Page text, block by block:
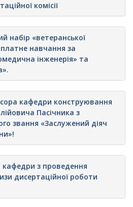
комісії
набір «ветеранської
навчання за
інженерія» та
кафедри конструювання
Пасічника з
звання «Заслужений діяч
кафедри з проведення
дисертаційної роботи